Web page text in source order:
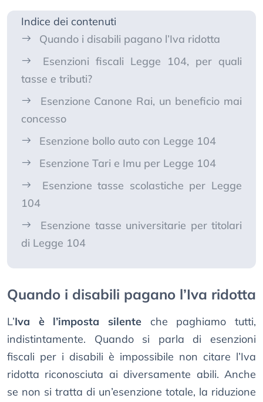
Indice dei contenuti
Quando i disabili pagano l’Iva ridotta
Esenzioni fiscali Legge 104, per quali
tasse e tributi?
Esenzione Canone Rai, un beneficio mai
concesso
Esenzione bollo auto con Legge 104
Esenzione Tari e Imu per Legge 104
Esenzione tasse scolastiche per Legge
104
Esenzione tasse universitarie per titolari
di Legge 104
Quando i disabili pagano l’Iva ridotta
L’Iva è l’imposta silente che paghiamo tutti,
indistintamente. Quando si parla di esenzioni
fiscali per i disabili è impossibile non citare l’Iva
ridotta riconosciuta ai diversamente abili. Anche
se non si tratta di un’esenzione totale, la riduzione